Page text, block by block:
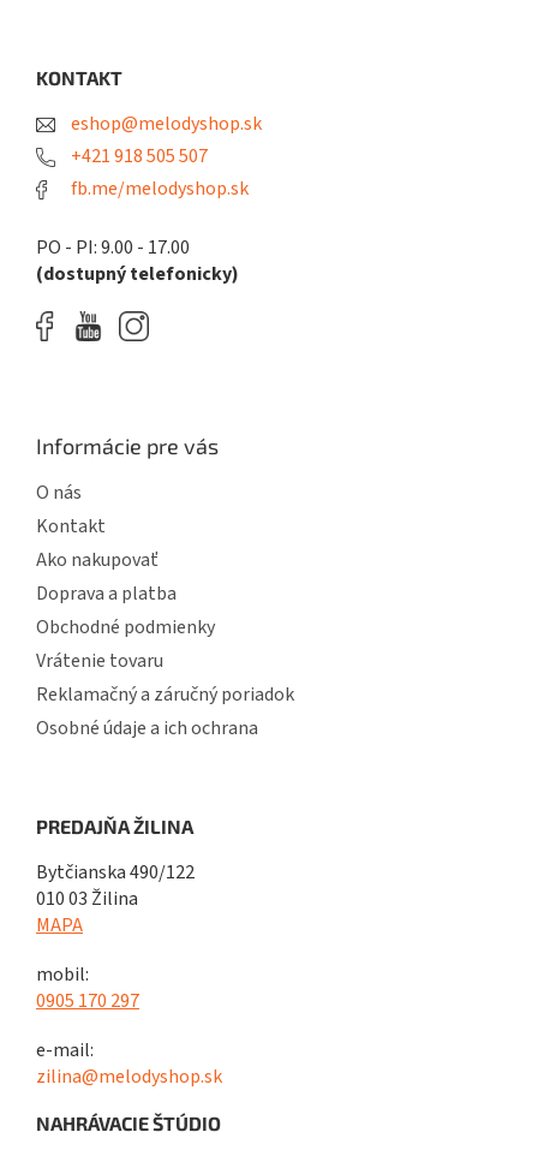
KONTAKT
eshop@melodyshop.sk
+421 918 505 507
fb.me/melodyshop.sk
PO - PI: 9.00 - 17.00
(dostupný telefonicky)
Informácie pre vás
O nás
Kontakt
Ako nakupovať
Doprava a platba
Obchodné podmienky
Vrátenie tovaru
Reklamačný a záručný poriadok
Osobné údaje a ich ochrana
PREDAJŇA ŽILINA
Bytčianska 490/122
010 03 Žilina
MAPA
mobil:
0905 170 297
e-mail:
zilina@melodyshop.sk
NAHRÁVACIE ŠTÚDIO